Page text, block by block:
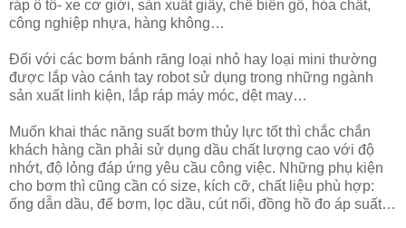
ráp ô tô- xe cơ giới, sản xuất giấy, chế biến gỗ, hóa chất,
công nghiệp nhựa, hàng không…
Đối với các bơm bánh răng loại nhỏ hay loại mini thường
được lắp vào cánh tay robot sử dụng trong những ngành
sản xuất linh kiện, lắp ráp máy móc, dệt may…
Muốn khai thác năng suất bơm thủy lực tốt thì chắc chắn
khách hàng cần phải sử dụng dầu chất lượng cao với độ
nhớt, độ lỏng đáp ứng yêu cầu công việc. Những phụ kiện
cho bơm thì cũng cần có size, kích cỡ, chất liệu phù hợp:
ống dẫn dầu, đế bơm, lọc dầu, cút nối, đồng hồ đo áp suất…